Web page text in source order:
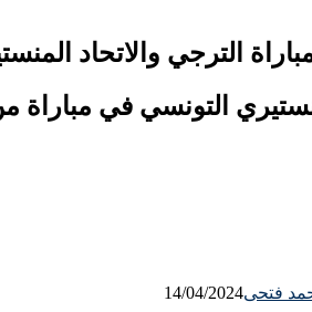
الترجي والاتحاد
التونسي في مباراة
فتحى14/04/2024